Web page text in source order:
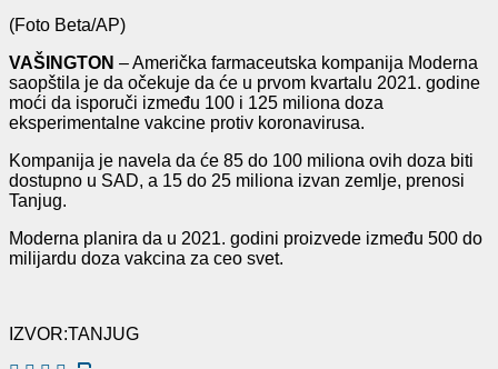
(Foto Beta/AP)
VAŠINGTON – Američka farmaceutska kompanija Moderna
saopštila je da očekuje da će u prvom kvartalu 2021. godine
moći da isporuči između 100 i 125 miliona doza
eksperimentalne vakcine protiv koronavirusa.
Kompanija je navela da će 85 do 100 miliona ovih doza biti
dostupno u SAD, a 15 do 25 miliona izvan zemlje, prenosi
Tanjug.
Moderna planira da u 2021. godini proizvede između 500 do
milijardu doza vakcina za ceo svet.
IZVOR:TANJUG